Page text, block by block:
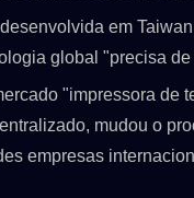
em
global "precisa
"impressora de
mudou o
empresas